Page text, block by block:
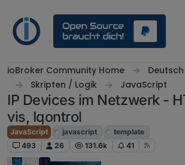
ioBroker Community Home
Deutsch
Skripten / Logik
JavaScript
IP Devices im Netzwerk -
vis, Iqontrol
JavaScript javascript
template
493
26 131.6k 41